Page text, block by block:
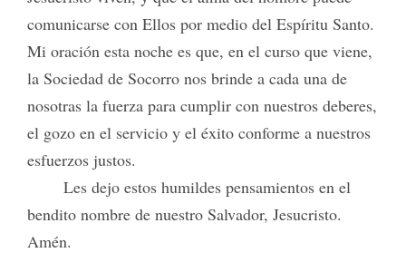
comunicarse con Ellos por medio del Espíritu Santo.
Mi oración esta noche es que, en el curso que viene,
la Sociedad de Socorro nos brinde a cada una de
nosotras la fuerza para cumplir con nuestros deberes,
el gozo en el servicio y el éxito conforme a nuestros
esfuerzos justos.
Les dejo estos humildes pensamientos en el
bendito nombre de nuestro Salvador, Jesucristo.
Amén.